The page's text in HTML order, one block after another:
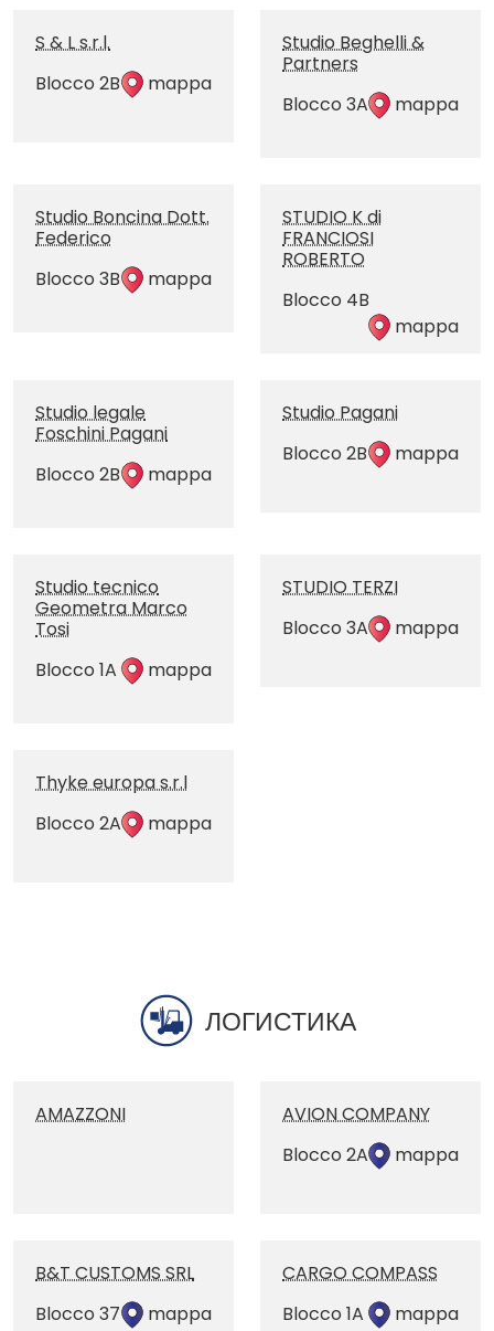
S & L s.r.l.
Blocco 2B
mappa
Studio Beghelli &
Partners
Blocco 3A
mappa
Studio Boncina Dott.
Federico
Blocco 3B
mappa
STUDIO K di
FRANCIOSI
ROBERTO
Blocco 4B
mappa
Studio legale
Foschini Pagani
Blocco 2B
mappa
Studio Pagani
Blocco 2B
mappa
Studio tecnico
Geometra Marco
Tosi
Blocco 1A
mappa
STUDIO TERZI
Blocco 3A
mappa
Thyke europa s.r.l
Blocco 2A
mappa
ЛОГИСТИКА
AMAZZONI
AVION COMPANY
Blocco 2A
mappa
B&T CUSTOMS SRL
Blocco 37
mappa
CARGO COMPASS
Blocco 1A
mappa